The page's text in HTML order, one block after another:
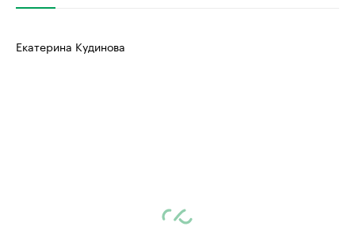
Екатерина Кудинова